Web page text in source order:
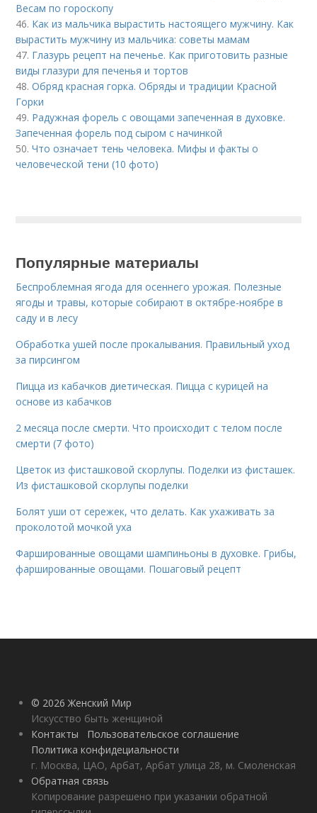
Весам по гороскопу
46. Как из мальчика вырастить настоящего мужчину. Как
вырастить мужчину из мальчика: советы мамам
47. Глазурь рецепт на печенье. Как приготовить разные
виды глазури для печенья и тортов
48.Обряд красная горка. Обряды и традиции Красной
Горки
49. Радужная форель с овощами запеченная в духовке.
Запеченная форель под сыром с начинкой
50.Что означает тень человека. Мифы и факты о
человеческой тени (10 фото)
Популярные материалы
Беспроблемная ягода для осеннего урожая. Полезные
ягоды и травы, которые собирают в октябре-ноябре в
саду и в лесу
Обработка ушей после прокалывания. Правильный уход
за пирсингом
Пицца из кабачков диетическая. Пицца с курицей на
основе из кабачков
2 месяца после смерти. Что происходит с телом после
смерти (7 фото)
Цветок из фисташковой скорлупы. Поделки из фисташек.
Из фисташковой скорлупы поделки
Болят уши от сережек, что делать. Как ухаживать за
проколотой мочкой уха
Фаршированные овощами шампиньоны в духовке. Грибы,
фаршированные овощами. Пошаговый рецепт
© 2026 Женский Мир
Искусство быть женщиной
Контакты
Пользовательское соглашение
Политика конфидециальности
г. Москва, ЦАО, Арбат, Арбат улица 28, м. Смоленская
Обратная связь
Копирование разрешено при указании обратной